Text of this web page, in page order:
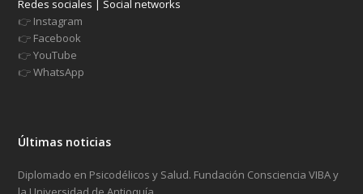
Redes sociales | Social networks
👉 Instagram
👉 Facebook
👉YouTube
👉WhatsApp
Últimas noticias
Diplomado en Psicodélicos y Salud. Fundación Consciencia VIBA y